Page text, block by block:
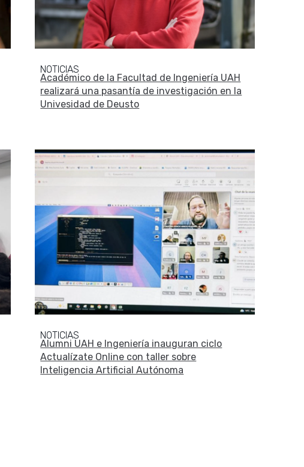
NOTICIAS
Académico de la Facultad de Ingeniería UAH
realizará una pasantía de investigación en la
Univesidad de Deusto
NOTICIAS
Alumni UAH e Ingeniería inauguran ciclo
Actualízate Online con taller sobre
Inteligencia Artificial Autónoma